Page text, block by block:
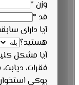
وزن*
*
آیا دارای
هستيد؟
آیا مشکل
فقرات،
پوکی